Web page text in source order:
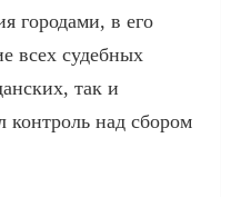
городами, в его
всех судебных
так и
контроль над сбором